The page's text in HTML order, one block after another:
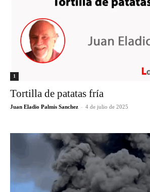
1
Tortilla de patatas fría
Juan Eladio Palmis Sanchez - 4 de julio de 2025